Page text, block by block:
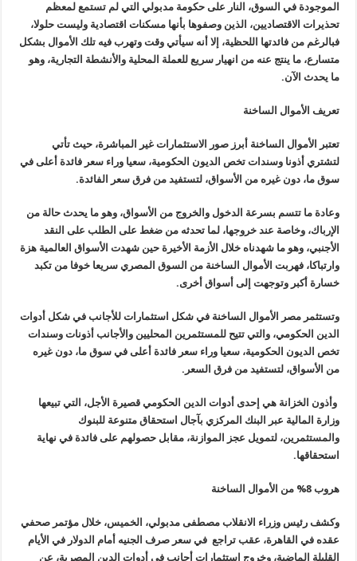
الموجودة في السوق، النار على حكومة مدبولي التي لم تستمع لمعظم
تحذيرات الاقتصاديين، الذين وصفوها بأنها مسكنات اقتصادية وليست حلولا،
فبالرغم من فائدتها اللحظية، إلا أنه سيأتي وقت وتهرب فيه تلك الأموال بشكل
متسارع، ما ينتج عنه من انهيار سريع للعملة المحلية والأنشطة التجارية، وهو
ما يحدث الآن.
تعريف الأموال الساخنة
تعتبر الأموال الساخنة أبرز صور الاستثمارات غير المباشرة، حيث تأتي
لتشتري أذونا وسندات تخص الديون الحكومية، سعيا وراء سعر فائدة أعلى في
سوق ما، دون غيره من الأسواق، لتستفيد من فرق سعر الفائدة.
وعادة ما تتسم بسرعة الدخول والخروج من الأسواق، وهو ما يحدث حالة من
الإرباك، وخاصة عند خروجها، لما تحدثه من ضغط على الطلب على النقد
الأجنبي، وهو ما شهدناه خلال الأزمة الأخيرة حين شهدت الأسواق العالمية هزة
وارتباكا، فهربت الأموال الساخنة من السوق المصري سريعا خوفا من تكبد
خسارة أكبر وتوجهت إلى أسواق أخرى.
وتستثمر مصر الأموال الساخنة في شكل استثمارات للأجانب في شكل أدوات
الدين الحكومي، والتي تتيح للمستثمرين المحليين والأجانب أذونات وسندات
تخص الديون الحكومية، سعيا وراء سعر فائدة أعلى في سوق ما، دون غيره
من الأسواق، لتستفيد من فرق السعر.
وأذون الخزانة هي إحدى أدوات الدين الحكومي قصيرة الأجل، التي تبيعها
وزارة المالية عبر البنك المركزي بآجال استحقاق متنوعة للبنوك
والمستثمرين، لتمويل عجز الموازنة، مقابل حصولهم على فائدة في نهاية
استحقاقها.
هروب 8% من الأموال الساخنة
وكشف رئيس وزراء الانقلاب مصطفى مدبولي، الخميس، خلال مؤتمر صحفي
عقده في القاهرة، عقب تراجع في سعر صرف الجنيه أمام الدولار في الأيام
القليلة الماضية، وخروج استثمارات أجانب في أدوات الدين المصرية، عن